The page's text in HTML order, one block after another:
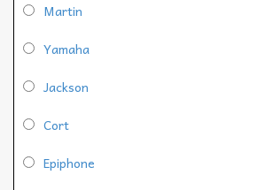
Martin
Yamaha
Jackson
Cort
Epiphone